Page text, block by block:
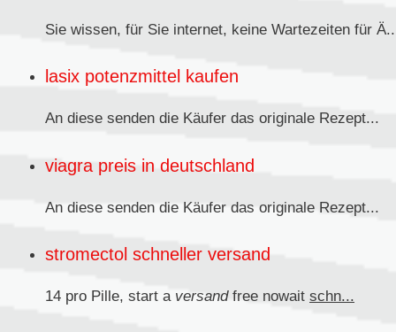
Sie wissen, für Sie internet, keine Wartezeiten für
lasix potenzmittel kaufen
An diese senden die Käufer das originale Rezept...
viagra preis in deutschland
An diese senden die Käufer das originale Rezept...
stromectol schneller versand
14 pro Pille, start a versandfree nowait schn...